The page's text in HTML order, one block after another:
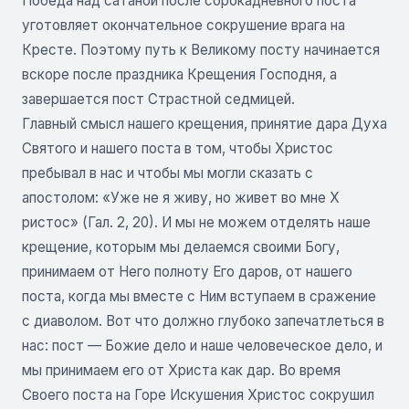
уготовляет окончательное сокрушение врага на
Кресте. Поэтому путь к Великому посту начинается
вскоре после праздника Крещения Господня, а
завершается пост Страстной седмицей.
Главный смысл нашего крещения, принятие дара Духа
Святого и нашего поста в том, чтобы Христос
пребывал в нас и чтобы мы могли сказать с
апостолом: «Уже не я живу, но живет во мне Х
ристос» (Гал. 2, 20). И мы не можем отделять наше
крещение, которым мы делаемся своими Богу,
принимаем от Него полноту Его даров, от нашего
поста, когда мы вместе с Ним вступаем в сражение
с диаволом. Вот что должно глубоко запечатлеться в
нас: пост — Божие дело и наше человеческое дело, и
мы принимаем его от Христа как дар. Во время
Своего поста на Горе Искушения Христос сокрушил